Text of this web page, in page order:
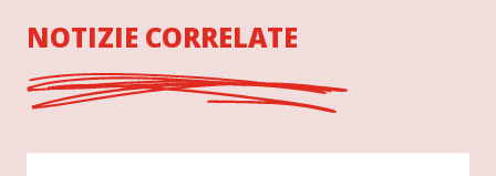
NOTIZIE CORRELATE